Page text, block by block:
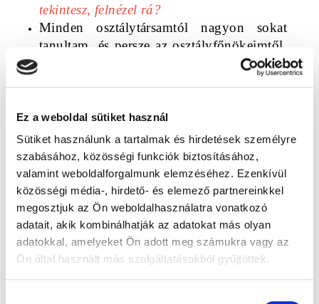
Ez a weboldal sütiket használ
Sütiket használunk a tartalmak és hirdetések személyre
szabásához, közösségi funkciók biztosításához,
valamint weboldalforgalmunk elemzéséhez. Ezenkívül
közösségi média-, hirdető- és elemező partnereinkkel
megosztjuk az Ön weboldalhasználatra vonatkozó
adatait, akik kombinálhatják az adatokat más olyan
adatokkal, amelyeket Ön adott meg számukra vagy az
Ön által használt más szolgáltatásokból gyűjtöttek.
tekintesz, felnézel rá?
Minden osztálytársamtól nagyon sokat
tanultam, és persze az osztályfőnökeimtől,
Pelsőczy Rékától és Rába Rolandtól.
Rékától most is tanulok, hiszen a
nemrégen rendezett is engem, amikor
kihívott Orlai Tiborhoz és a Belvárosi
Színházban játszottuk Ruben Östlund híres
Lavina című filmjének színpadi változatát.
De én azt vallom, hogy minden kollégától
lehet tanulni valamit, sőt minden embertől.
A Katonának van egy drámapedagógiai
programja, a Behívó, ahol diákokkal,
hátrányos helyzetűekkel foglalkoznak,